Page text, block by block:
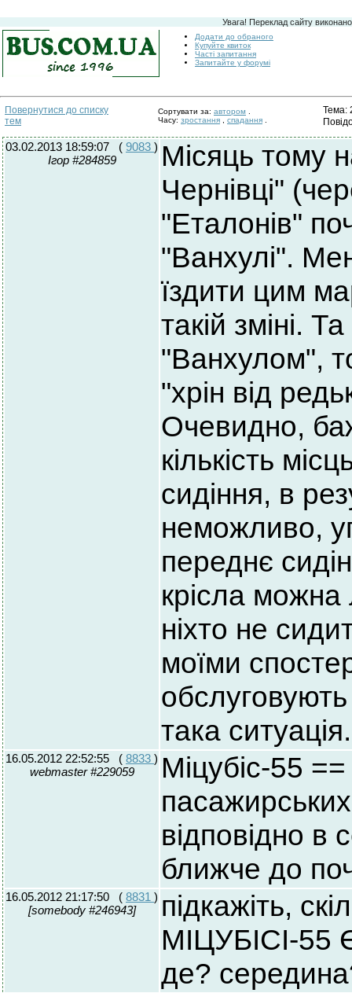
Увага! Переклад сайту
Додати до обраного
Купуйте квиток
Часті запитання
Запитайте у форумі
Повернутися до списку
тем
Сортувати за: автором
Часу: зростання спадання
Тема:
03.02.2013 18:59:07 ( 9083 )
Ігор #284859
Місяць тому
Чернівці"
"Еталонів"
"Ванхулі".
їздити цим
такій зміні.
"Ванхулом",
"хрін від
Очевидно,
кількість
сидіння, в
неможливо,
переднє
крісла
ніхто не
моїми
обслуговують
така ситуація.
16.05.2012 22:52:55 ( 8833 )
webmaster #229059
Міцубіс-55
відповідно в
ближче до
16.05.2012 21:17:50 ( 8831 )
[somebody #246943]
підкажіть,
МІЦУБІСІ-55
де?